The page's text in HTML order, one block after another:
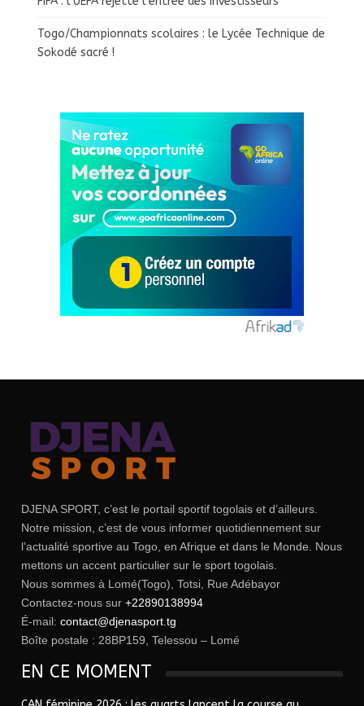
Togo/Championnats scolaires : le Lycée Technique de
Sokodé sacré !
DJENA SPORT, c’est le portail sportif togolais et d’ailleurs.
Notre mission, c’est de vous informer quotidiennement sur
l’actualité sportive au Togo, en Afrique et dans le Monde. Nous
mettons un accent particulier sur le sport togolais.
Nous sommes à Lomé(Togo), Totsi, Rue Adébayor
Contactez-nous sur +22890138994
É-mail: contact@djenasport.tg
Boîte postale : 28BP159, Telessou – Lomé
EN CE MOMENT